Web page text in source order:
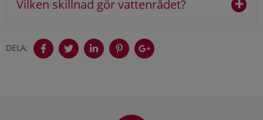
Vilken skillnad gör vattenrådet?
DELA: